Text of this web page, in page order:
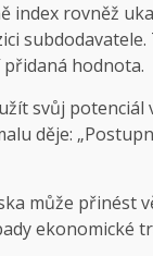
index rovněž
hodnota.
svůj
děje:
může přinést
ekonomické